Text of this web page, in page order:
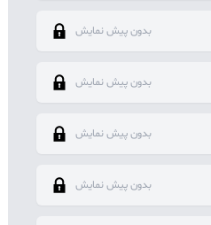
بدون پیش نمایش
بدون پیش نمایش
بدون پیش نمایش
بدون پیش نمایش